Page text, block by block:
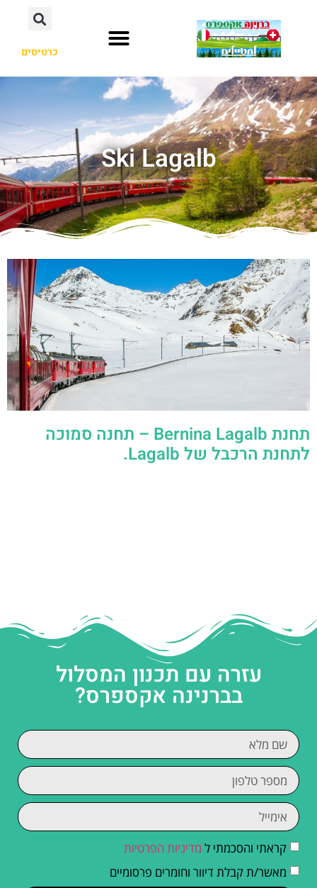
כרטיסים
Ski Lagalb
תחנת Bernina Lagalb – תחנה סמוכה
לתחנת הרכבל של Lagalb.
עזרה עם תכנון המסלול
בברנינה אקספרס?
קראתי והסכמתי ל מדיניות הפרטיות
מאשר/ת קבלת דיוור וחומרים פרסומיים